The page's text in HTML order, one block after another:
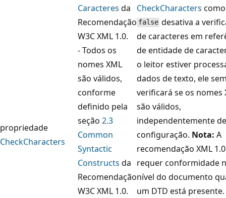
propriedade
CheckCharacters
Caracteres da
Recomendação
W3C XML 1.0.
- Todos os
nomes XML
são válidos,
conforme
definido pela
seção 2.3
Common
Syntactic
Constructs da
Recomendação
W3C XML 1.0.
CheckCharacters como
false desativa a
de caracteres em
de entidade de
o leitor estiver
dados de texto, ele
verificará se os nomes
são válidos,
independentemente
configuração. Nota: A
recomendação XML 1.0
requer conformidade
nível do documento
um DTD está presente.